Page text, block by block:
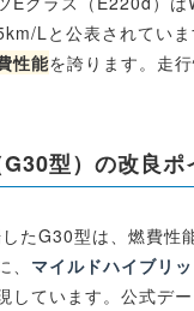
Lと公表されてい
性能を誇ります。走
型）の改良ポ
たG30型は、燃費性
マイルドハイブリ
しています。公式デ